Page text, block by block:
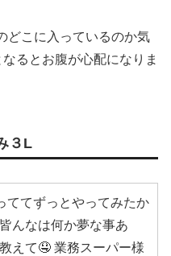
どこに入っているのか気
るとお腹が心配になりま
３L
ててずっとやってみたか
んなは何か夢な事あ
えて🤤 業務スーパー様